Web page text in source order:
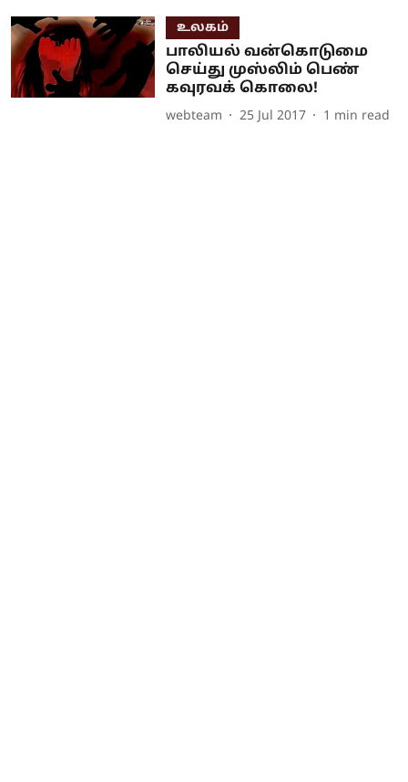
உலகம்
பாலியல் வன்கொடுமை
செய்து முஸ்லிம் பெண்
கவுரவக் கொலை!
webteam 25 Jul 2017 1 min read